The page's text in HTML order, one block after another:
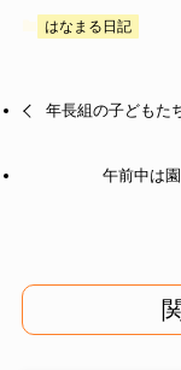
はなまる日記
年長組の子どもた
午前中は